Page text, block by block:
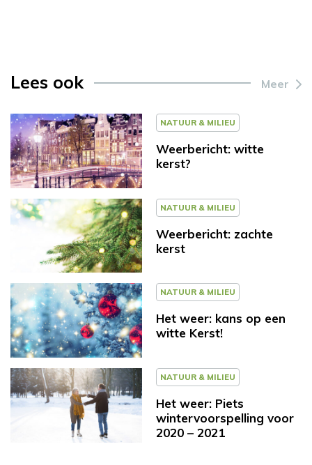
Lees ook Meer
NATUUR & MILIEU
Weerbericht: witte
kerst?
NATUUR & MILIEU
Weerbericht: zachte
kerst
NATUUR & MILIEU
Het weer: kans op een
witte Kerst!
NATUUR & MILIEU
Het weer: Piets
wintervoorspelling voor
2020 – 2021